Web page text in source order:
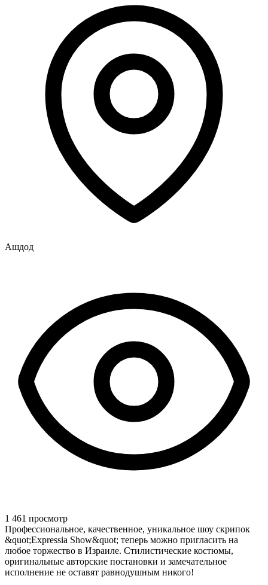
Ашдод
1 461 просмотр
Профессиональное, качественное, уникальное шоу скрипок
&quot;Expressia Show&quot; теперь можно пригласить на
любое торжество в Израиле. Стилистические костюмы,
оригинальные авторские постановки и замечательное
исполнение не оставят равнодушным никого!